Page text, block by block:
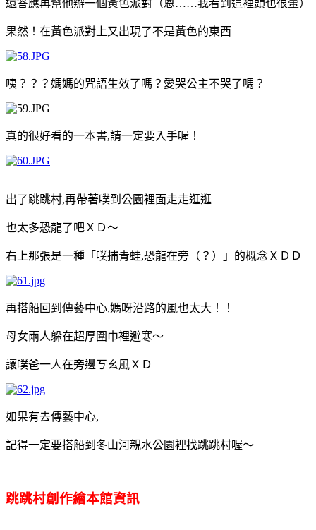
還答應再幫他辦一個黃色派對（恩……我看到這裡頭也很暈）
果然！在黃色派對上又出現了不是黃色的東西
咦？？？媽媽的咒語生效了嗎？愛哭公主不哭了嗎？
真的很好看的一本書,請一定要入手喔！
出了跳跳村,再帶著噗到公園裡面走走逛逛
也太多恐龍了吧ＸＤ～
右上那張是一種 「 噗捕青蛙,恐龍在旁（？） 」 的概念ＸＤＤ
再搭船回到傳藝中心,媽呀沿路的風也太大！！
母女兩人躲在超厚圍巾裡避寒～
讓噗爸一人在旁邊ㄎㄠ風ＸＤ
如果有去傳藝中心,
記得一定要搭船到冬山河親水公園裡找跳跳村喔～
跳跳村創作繪本館資訊